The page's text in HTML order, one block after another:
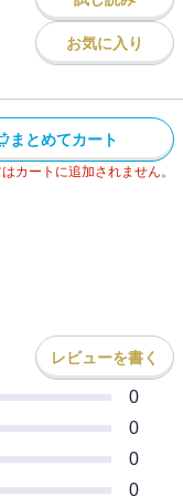
お気に入り
まとめてカート
カートに追加されません。
レビューを書く
0
0
0
0